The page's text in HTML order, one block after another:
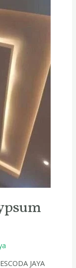
JAYA